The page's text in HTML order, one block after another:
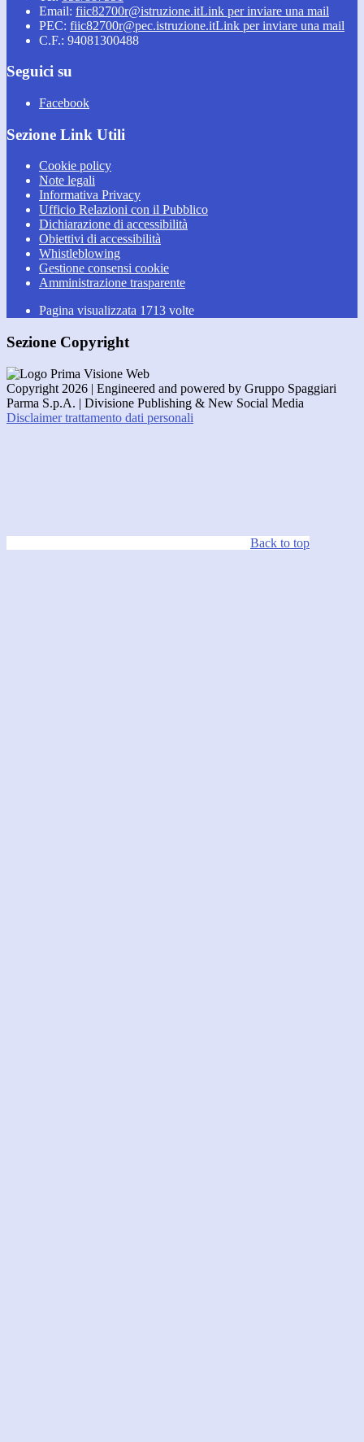
Email: fiic82700r@istruzione.itLink per inviare una mail
PEC: fiic82700r@pec.istruzione.itLink per inviare una mail
C.F.: 94081300488
Seguici su
Facebook
Sezione Link Utili
Cookie policy
Note legali
Informativa Privacy
Ufficio Relazioni con il Pubblico
Dichiarazione di accessibilità
Obiettivi di accessibilità
Whistleblowing
Gestione consensi cookie
Amministrazione trasparente
Pagina visualizzata 1713 volte
Sezione Copyright
Copyright 2026 | Engineered and powered by Gruppo Spaggiari
Parma S.p.A. | Divisione Publishing & New Social Media
Disclaimer trattamento dati personali
Back to top